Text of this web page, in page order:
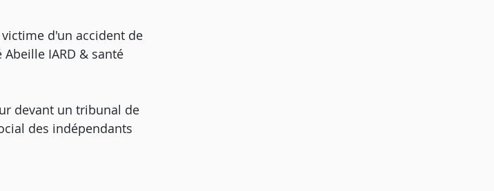
victime d'un accident de
IARD & santé
devant un tribunal de
des indépendants